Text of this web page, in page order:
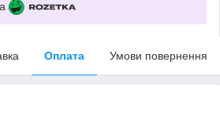
Оплата Умови повернення